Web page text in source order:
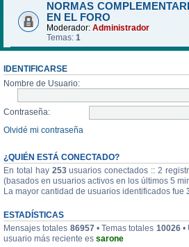
NORMAS
EN EL FORO
Moderador: Administrador
Temas: 1
IDENTIFICARSE
Nombre de Usuario:
Contraseña:
Olvidé mi contraseña
¿QUIÉN ESTÁ CONECTADO?
En total hay 253usuarios conectados :: 2
(basados en usuarios activos en los últimos 5
La mayor cantidad de usuarios identificados fue
ESTADÍSTICAS
Mensajes totales 86957• Temas totales 10026•
usuario más reciente es sarone